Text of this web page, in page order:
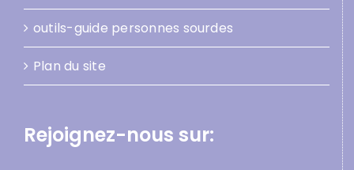
outils-guide personnes sourdes
Plan du site
Rejoignez-nous sur: